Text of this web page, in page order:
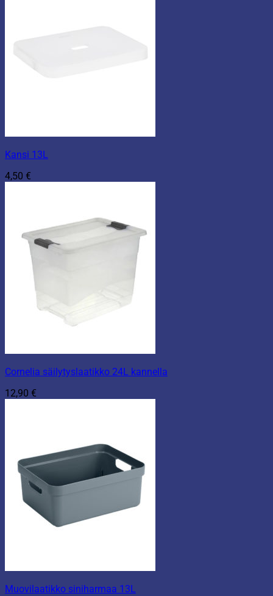
Kansi 13L
4,50 €
Cornelia säilytyslaatikko 24L kannella
12,90 €
Muovilaatikko siniharmaa 13L